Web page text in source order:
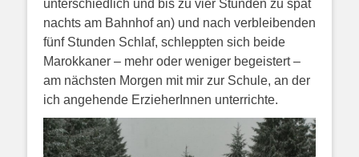
unterschiedlich und bis zu vier Stunden zu spät
nachts am Bahnhof an) und nach verbleibenden
fünf Stunden Schlaf, schleppten sich beide
Marokkaner – mehr oder weniger begeistert –
am nächsten Morgen mit mir zur Schule, an der
ich angehende ErzieherInnen unterrichte.